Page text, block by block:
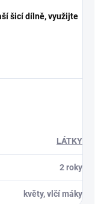
šicí dílně, využijte
LÁTKY
2 roky
květy, vlčí máky